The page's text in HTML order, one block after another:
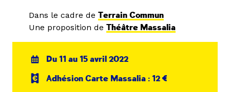
Dans le cadre de Terrain Commun
Une proposition de Théâtre Massalia
Du 11 au 15 avril 2022
Adhésion Carte Massalia : 12 €